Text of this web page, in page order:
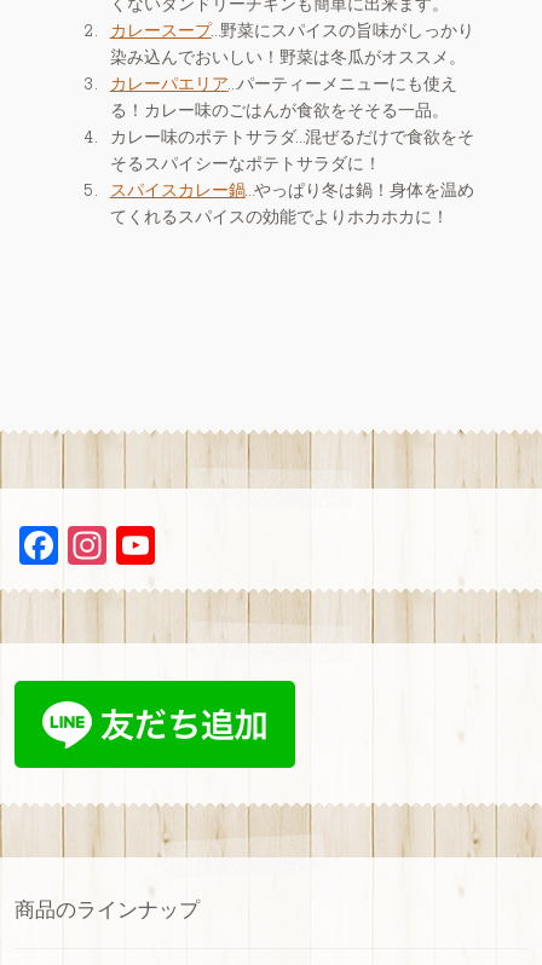
くないタンドリーチキンも簡単に出来ます。
カレースープ
…野菜にスパイスの旨味がしっかり
染み込んでおいしい！野菜は冬瓜がオススメ。
カレーパエリア …パーティーメニューにも使え
る！カレー味のごはんが食欲をそそる一品。
カレー味のポテトサラダ…混ぜるだけで食欲をそ
そるスパイシーなポテトサラダに！
スパイスカレー鍋…やっぱり冬は鍋！身体を温め
てくれるスパイスの効能でよりホカホカに！
F
a
ce
b
oo
k
In
st
a
gr
a
m
Y
ou
T
u
b
e
C
h
a
n
n
商品のラインナップ